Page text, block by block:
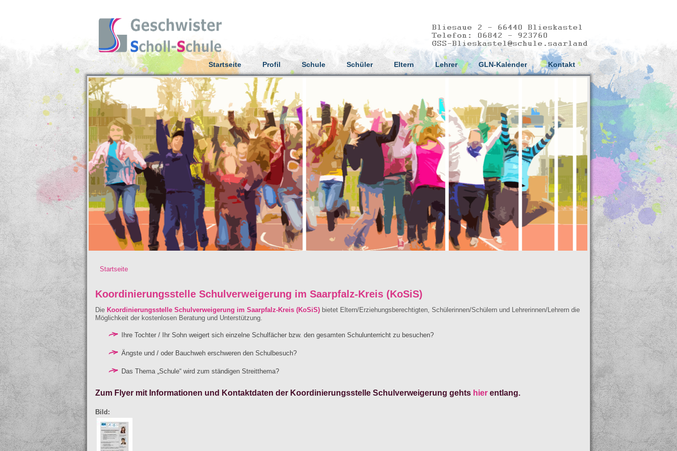
Startseite Profil Schule Schüler Eltern Lehrer GLN-Kalender Kontakt
Startseite
Koordinierungsstelle Schulverweigerung im Saarpfalz-Kreis (KoSiS)
Die Koordinierungsstelle Schulverweigerung im Saarpfalz-Kreis (KoSiS) bietet Eltern/Erziehungsberechtigten, Schülerinnen/Schülern und Lehrerinnen/Lehrern die
Möglichkeit der kostenlosen Beratung und Unterstützung.
Ihre Tochter / Ihr Sohn weigert sich einzelne Schulfächer bzw. den gesamten Schulunterricht zu besuchen?
Ängste und / oder Bauchweh erschweren den Schulbesuch?
Das Thema „Schule“ wird zum ständigen Streitthema?
Zum Flyer mit Informationen und Kontaktdaten der Koordinierungsstelle Schulverweigerung gehts hier entlang.
Bild: